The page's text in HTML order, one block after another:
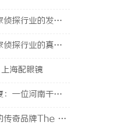
业的发展与应用现状
真实面貌与服务价值详解
海配眼镜
燥综合征患者的艰辛求医路
：奢华与极简的完美融合